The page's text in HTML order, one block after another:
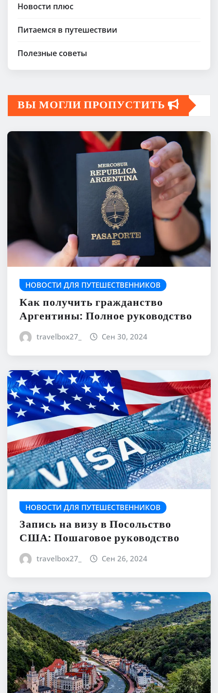
Новости плюс
Питаемся в путешествии
Полезные советы
ВЫ МОГЛИ ПРОПУСТИТЬ
НОВОСТИ ДЛЯ ПУТЕШЕСТВЕННИКОВ
Как получить гражданство
Аргентины: Полное руководство
travelbox27_ Сен 30, 2024
НОВОСТИ ДЛЯ ПУТЕШЕСТВЕННИКОВ
Запись на визу в Посольство
США: Пошаговое руководство
travelbox27_ Сен 26, 2024